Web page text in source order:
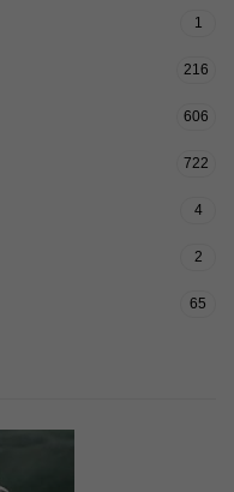
1
216
606
722
4
2
65